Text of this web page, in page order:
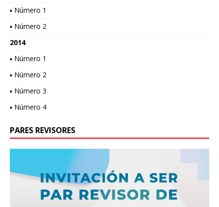
▪ Número 1
▪ Número 2
2014
▪ Número 1
▪ Número 2
▪ Número 3
▪ Número 4
PARES REVISORES